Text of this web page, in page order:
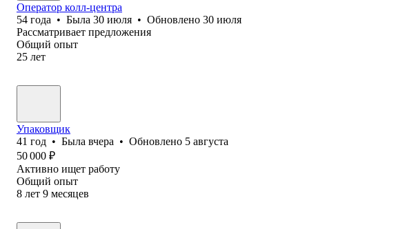
Оператор колл-центра
54 года • Была 30 июля • Обновлено 30 июля
Рассматривает предложения
Общий опыт
25 лет
Упаковщик
41 год • Была вчера • Обновлено 5 августа
50 000 ₽
Активно ищет работу
Общий опыт
8 лет 9 месяцев